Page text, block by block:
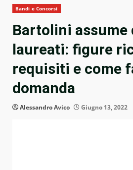
Bandi e Concorsi
Bartolini assume
laureati: figure
requisiti e come
domanda
Alessandro Avico Giugno 13, 2022